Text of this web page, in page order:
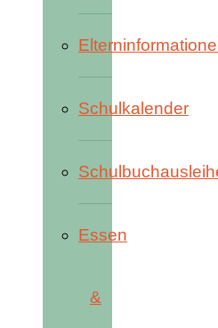
Schulkalender
Essen
&